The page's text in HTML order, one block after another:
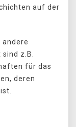
auf der
andere
z.B.
für das
deren